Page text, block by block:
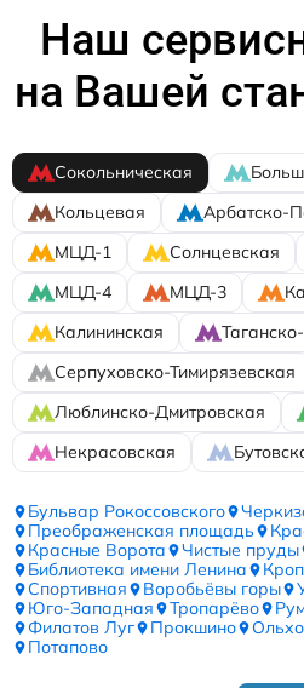
Наш
на Вашей
Сокольническая
Кольцевая
Арбатско-
МЦД-1
Солнцевская
МЦД-4
МЦД-3
Калининская
Серпуховско-Тимирязевская
Люблинско-Дмитровская
Некрасовская
Бульвар Рокоссовского
Преображенская площадь
Красные Ворота
Чистые пруды
Библиотека имени Ленина
Спортивная
Воробьёвы горы
Юго-Западная
Тропарёво
Филатов Луг
Прокшино
Потапово